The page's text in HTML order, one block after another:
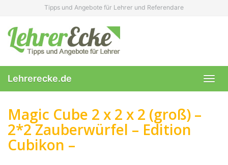
content
Tipps und Angebote für Lehrer und Referendare
Lehrerecke.de
Magic Cube 2 x 2 x 2 (groß) –
2*2 Zauberwürfel – Edition
Cubikon –